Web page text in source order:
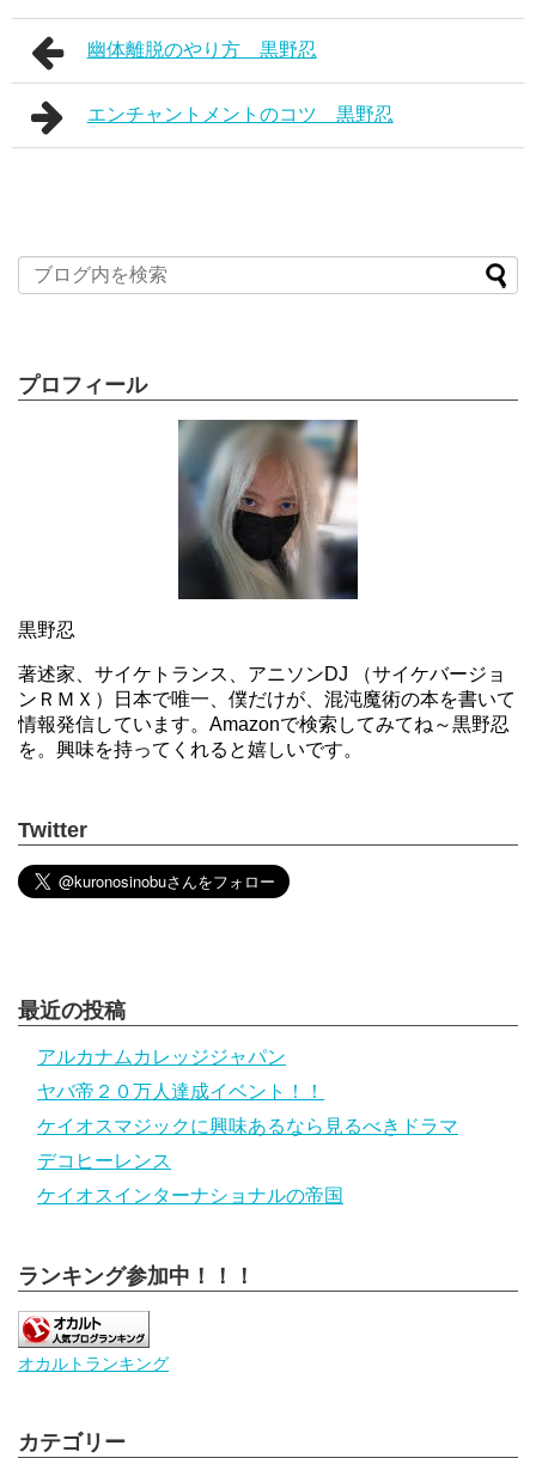
幽体離脱のやり方 黒野忍
エンチャントメントのコツ 黒野忍
プロフィール
黒野忍
著述家、サイケトランス、アニソンDJ （サイケバージョ
ンＲＭＸ）日本で唯一、僕だけが、混沌魔術の本を書いて
情報発信しています。Amazonで検索してみてね～黒野忍
を。興味を持ってくれると嬉しいです。
Twitter
最近の投稿
アルカナムカレッジジャパン
ヤバ帝２０万人達成イベント！！
ケイオスマジックに興味あるなら見るべきドラマ
デコヒーレンス
ケイオスインターナショナルの帝国
ランキング参加中！！！
オカルトランキング
カテゴリー